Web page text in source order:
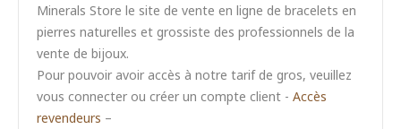
Minerals Store le site de vente en ligne de bracelets en
pierres naturelles et grossiste des professionnels de la
vente de bijoux.
Pour pouvoir avoir accès à notre tarif de gros, veuillez
vous connecter ou créer un compte client - Accès
revendeurs –